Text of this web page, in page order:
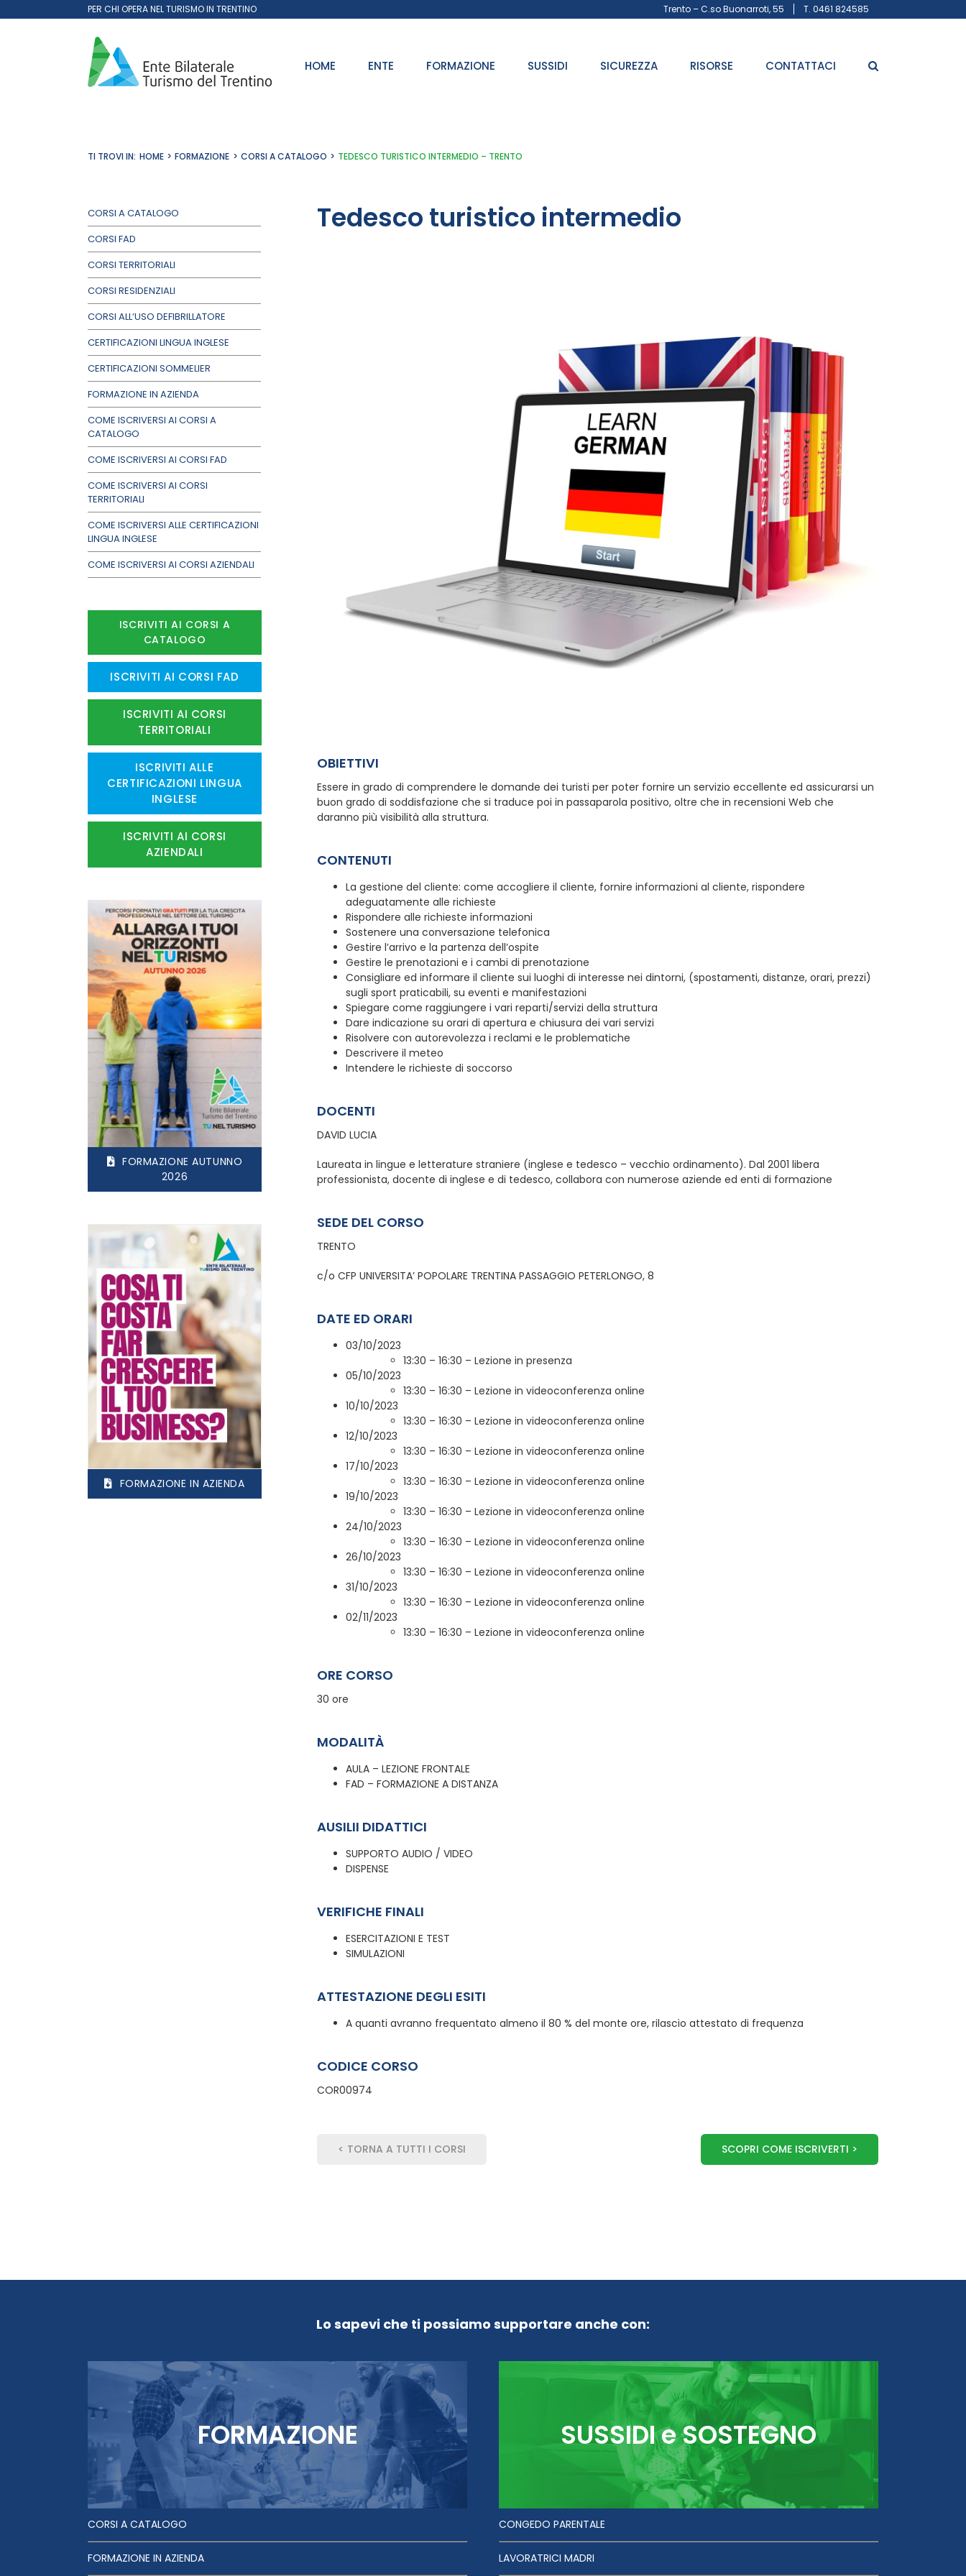
al
PER CHI OPERA NEL TURISMO IN TRENTINO Trento – C.so Buonarroti, 55 T. 0461 824585
HOME ENTE FORMAZIONE SUSSIDI SICUREZZA RISORSE CONTATTACI
TI TROVI IN: HOME FORMAZIONE CORSI A CATALOGO TEDESCO TURISTICO INTERMEDIO – TRENTO
CORSI A CATALOGO
CORSI FAD
CORSI TERRITORIALI
CORSI RESIDENZIALI
CORSI ALL’USO DEFIBRILLATORE
CERTIFICAZIONI LINGUA INGLESE
CERTIFICAZIONI SOMMELIER
FORMAZIONE IN AZIENDA
COME ISCRIVERSI AI CORSI A
CATALOGO
COME ISCRIVERSI AI CORSI FAD
COME ISCRIVERSI AI CORSI
TERRITORIALI
COME ISCRIVERSI ALLE CERTIFICAZIONI
LINGUA INGLESE
COME ISCRIVERSI AI CORSI AZIENDALI
ISCRIVITI AI CORSI A
CATALOGO
ISCRIVITI AI CORSI FAD
ISCRIVITI AI CORSI
TERRITORIALI
ISCRIVITI ALLE
CERTIFICAZIONI LINGUA
INGLESE
ISCRIVITI AI CORSI
AZIENDALI
FORMAZIONE AUTUNNO
2026
FORMAZIONE IN AZIENDA
Tedesco turistico intermedio
OBIETTIVI
Essere in grado di comprendere le domande dei turisti per poter fornire un servizio eccellente ed assicurarsi un
buon grado di soddisfazione che si traduce poi in passaparola positivo, oltre che in recensioni Web che
daranno più visibilità alla struttura.
CONTENUTI
La gestione del cliente: come accogliere il cliente, fornire informazioni al cliente, rispondere
adeguatamente alle richieste
Rispondere alle richieste informazioni
Sostenere una conversazione telefonica
Gestire l’arrivo e la partenza dell’ospite
Gestire le prenotazioni e i cambi di prenotazione
Consigliare ed informare il cliente sui luoghi di interesse nei dintorni, (spostamenti, distanze, orari, prezzi)
sugli sport praticabili, su eventi e manifestazioni
Spiegare come raggiungere i vari reparti/servizi della struttura
Dare indicazione su orari di apertura e chiusura dei vari servizi
Risolvere con autorevolezza i reclami e le problematiche
Descrivere il meteo
Intendere le richieste di soccorso
DOCENTI
DAVID LUCIA
Laureata in lingue e letterature straniere (inglese e tedesco – vecchio ordinamento). Dal 2001 libera
professionista, docente di inglese e di tedesco, collabora con numerose aziende ed enti di formazione
SEDE DEL CORSO
TRENTO
c/o CFP UNIVERSITA’ POPOLARE TRENTINA PASSAGGIO PETERLONGO, 8
DATE ED ORARI
03/10/2023
13:30 – 16:30 – Lezione in presenza
05/10/2023
13:30 – 16:30 – Lezione in videoconferenza online
10/10/2023
13:30 – 16:30 – Lezione in videoconferenza online
12/10/2023
13:30 – 16:30 – Lezione in videoconferenza online
17/10/2023
13:30 – 16:30 – Lezione in videoconferenza online
19/10/2023
13:30 – 16:30 – Lezione in videoconferenza online
24/10/2023
13:30 – 16:30 – Lezione in videoconferenza online
26/10/2023
13:30 – 16:30 – Lezione in videoconferenza online
31/10/2023
13:30 – 16:30 – Lezione in videoconferenza online
02/11/2023
13:30 – 16:30 – Lezione in videoconferenza online
ORE CORSO
30 ore
MODALITÀ
AULA – LEZIONE FRONTALE
FAD – FORMAZIONE A DISTANZA
AUSILII DIDATTICI
SUPPORTO AUDIO / VIDEO
DISPENSE
VERIFICHE FINALI
ESERCITAZIONI E TEST
SIMULAZIONI
ATTESTAZIONE DEGLI ESITI
A quanti avranno frequentato almeno il 80 % del monte ore, rilascio attestato di frequenza
CODICE CORSO
COR00974
< TORNA A TUTTI I CORSI SCOPRI COME ISCRIVERTI >
Lo sapevi che ti possiamo supportare anche con:
FORMAZIONE
CORSI A CATALOGO
FORMAZIONE IN AZIENDA
SUSSIDI e SOSTEGNO
CONGEDO PARENTALE
LAVORATRICI MADRI